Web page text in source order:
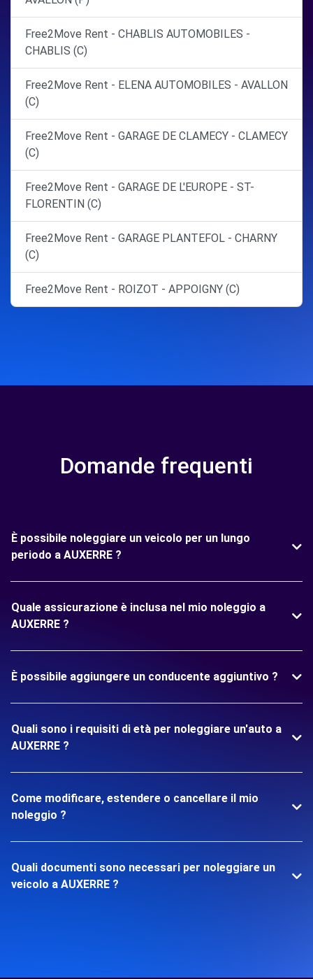
Free2Move Rent - CHABLIS AUTOMOBILES -
CHABLIS (C)
Free2Move Rent - ELENA AUTOMOBILES - AVALLON
(C)
Free2Move Rent - GARAGE DE CLAMECY - CLAMECY
(C)
Free2Move Rent - GARAGE DE L'EUROPE - ST-
FLORENTIN (C)
Free2Move Rent - GARAGE PLANTEFOL - CHARNY
(C)
Free2Move Rent - ROIZOT - APPOIGNY (C)
Domande frequenti
È possibile noleggiare un veicolo per un lungo
periodo a AUXERRE ?
Quale assicurazione è inclusa nel mio noleggio a
AUXERRE ?
È possibile aggiungere un conducente aggiuntivo ?
Quali sono i requisiti di età per noleggiare un'auto a
AUXERRE ?
Come modificare, estendere o cancellare il mio
noleggio ?
Quali documenti sono necessari per noleggiare un
veicolo a AUXERRE ?